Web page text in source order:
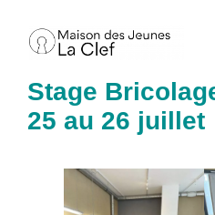
Stage
25 au 26 juillet